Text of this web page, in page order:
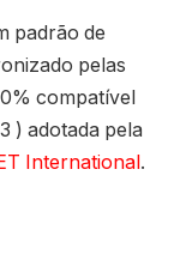
padrão de
pelas
compatível
) adotada pela
International.